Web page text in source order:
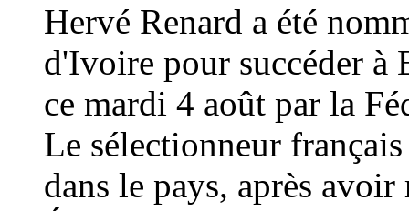
Hervé Renard a été
d'Ivoire pour succéder à
ce mardi 4 août par la
Le sélectionneur
dans le pays, après